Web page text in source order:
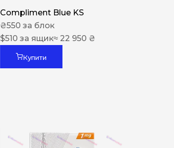
Compliment Blue KS
₴550 за блок
$510 за ящик≈ 22 950 ₴
Купити